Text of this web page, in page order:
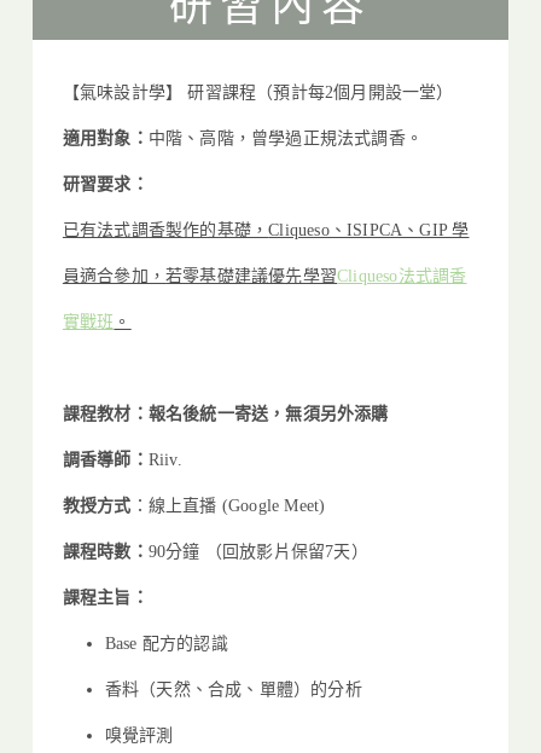
【氣味設計學】 研習課程（預計每2個月開設一堂）
適用對象： 中階、高階，曾學過正規法式調香。
研習要求：
已有法式調香製作的基礎，Cliqueso、ISIPCA、GIP 學
員適合參加，若零基礎建議優先學習Cliqueso法式調香
實戰班 。
課程教材：報名後統一寄送，無須另外添購
調香導師： Riiv.
教授方式 ：線上直播 (Google Meet)
課程時數： 90分鐘 （回放影片保留7天）
課程主旨：
Base 配方的認識
香料（天然、合成、單體）的分析
嗅覺評測